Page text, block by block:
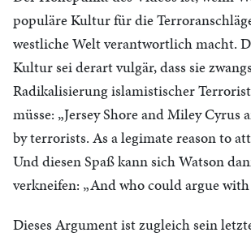
populäre Kultur für die
westliche Welt verantwortlich macht.
Kultur sei derart vulgär, dass sie
Radikalisierung islamistischer
müsse: „Jersey Shore and Miley Cyrus
by terrorists. As a legimate reason to
Und diesen Spaß kann sich Watson
verkneifen: „And who could argue
Dieses Argument ist zugleich sein